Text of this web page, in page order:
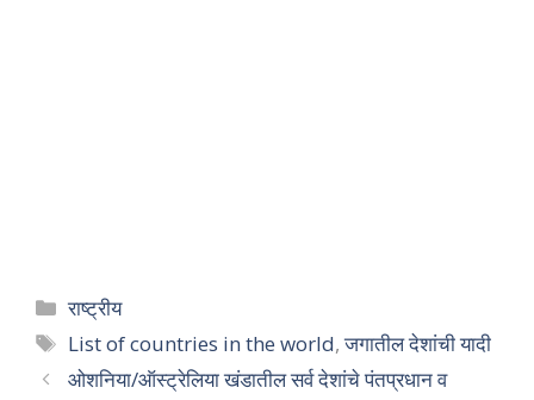
राष्ट्रीय
List of countries in the world,जगातील देशांची यादी
ओशनिया/ऑस्ट्रेलिया खंडातील सर्व देशांचे पंतप्रधान व